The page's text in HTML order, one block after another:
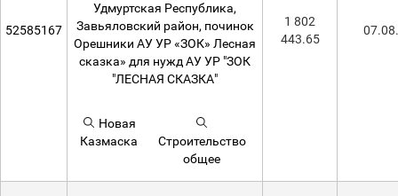
52585167
Удмуртская Республика,
Завьяловский район, починок
Орешники АУ УР «ЗОК» Лесная
сказка» для нужд АУ УР "ЗОК
"ЛЕСНАЯ СКАЗКА"
Новая
Казмаска
Строительство
общее
1 802
443.65